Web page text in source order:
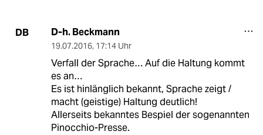
DB D-h. Beckmann
19.07.2016, 17:14 Uhr
Verfall der Sprache… Auf die Haltung kommt
es an…
Es ist hinlänglich bekannt, Sprache zeigt /
macht (geistige) Haltung deutlich!
Allerseits bekanntes Bespiel der sogenannten
Pinocchio-Presse.